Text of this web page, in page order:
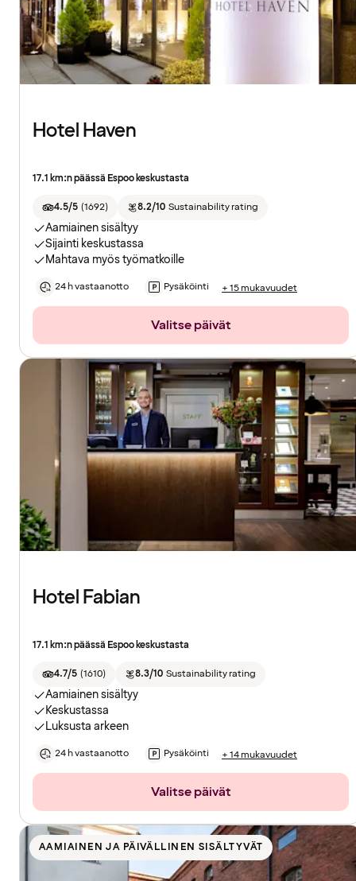
Hotel Haven
17.1 km:n päässä Espoo keskustasta
4.5/5 (1692) 8.2/10 Sustainability rating
Aamiainen sisältyy
Sijainti keskustassa
Mahtava myös työmatkoille
24 h vastaanotto Pysäköinti + 15 mukavuudet
Valitse päivät
Hotel Fabian
17.1 km:n päässä Espoo keskustasta
4.7/5 (1610) 8.3/10 Sustainability rating
Aamiainen sisältyy
Keskustassa
Luksusta arkeen
24 h vastaanotto Pysäköinti + 14 mukavuudet
Valitse päivät
AAMIAINEN JA PÄIVÄLLINEN SISÄLTYVÄT